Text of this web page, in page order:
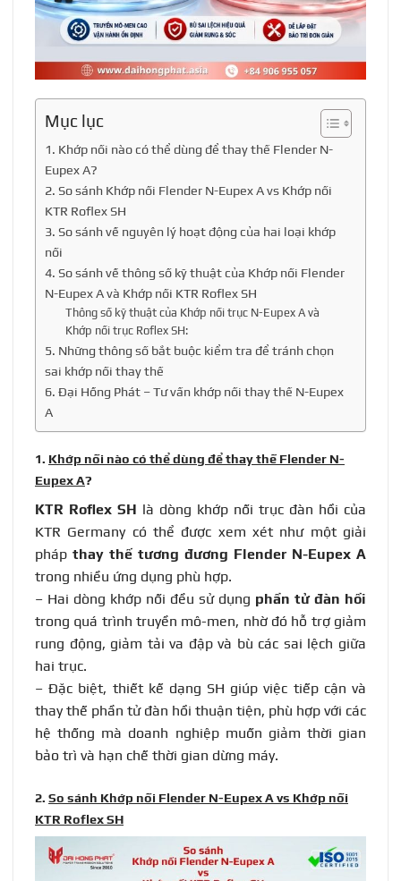
Mục lục
1. Khớp nối nào có thể dùng để thay thế Flender N-
Eupex A?
2. So sánh Khớp nối Flender N-Eupex A vs Khớp nối
KTR Roflex SH
3. So sánh về nguyên lý hoạt động của hai loại khớp
nối
4. So sánh về thông số kỹ thuật của Khớp nối Flender
N-Eupex A và Khớp nối KTR Roflex SH
Thông số kỹ thuật của Khớp nối trục N-Eupex A và
Khớp nối trục Roflex SH:
5. Những thông số bắt buộc kiểm tra để tránh chọn
sai khớp nối thay thế
6. Đại Hồng Phát – Tư vấn khớp nối thay thế N-Eupex
A
1. Khớp nối nào có thể dùng để thay thế Flender N-
Eupex A?
KTR Roflex SH là dòng khớp nối trục đàn hồi của
KTR Germany có thể được xem xét như một giải
pháp thay thế tương đương Flender N-Eupex A
trong nhiều ứng dụng phù hợp.
– Hai dòng khớp nối đều sử dụng phần tử đàn hồi
trong quá trình truyền mô-men, nhờ đó hỗ trợ giảm
rung động, giảm tải va đập và bù các sai lệch giữa
hai trục.
– Đặc biệt, thiết kế dạng SH giúp việc tiếp cận và
thay thế phần tử đàn hồi thuận tiện, phù hợp với các
hệ thống mà doanh nghiệp muốn giảm thời gian
bảo trì và hạn chế thời gian dừng máy.
2. So sánh Khớp nối Flender N-Eupex A vs Khớp nối
KTR Roflex SH